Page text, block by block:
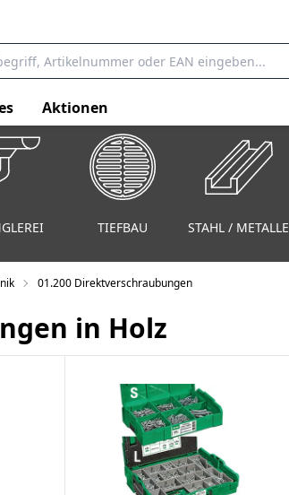
Aktionen
TIEFBAU STAHL / METALLE
01.200 Direktverschraubungen
in Holz